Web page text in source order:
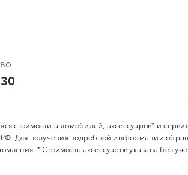
стоимости автомобилей, аксессуаров* и
Для получения подробной информации
* Стоимость аксессуаров указана без